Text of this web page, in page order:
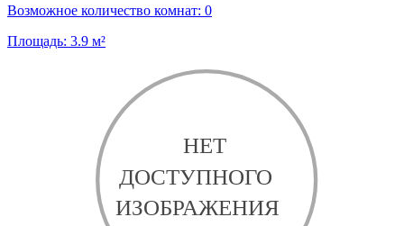
Возможное количество комнат: 0
Площадь: 3.9 м²